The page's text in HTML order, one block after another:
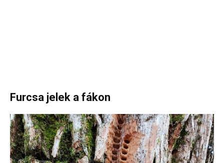
Furcsa jelek a fákon